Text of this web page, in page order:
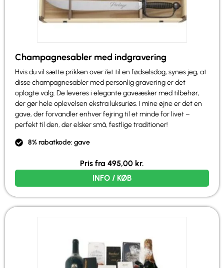
Champagnesabler med indgravering
Hvis du vil sætte prikken over i’et til en fødselsdag, synes jeg, at
disse champagnesabler med personlig gravering er det
oplagte valg. De leveres i elegante gaveæsker med tilbehør,
der gør hele oplevelsen ekstra luksuriøs. I mine øjne er det en
gave, der forvandler enhver fejring til et minde for livet –
perfekt til den, der elsker små, festlige traditioner!
8% rabatkode: gave
Pris fra 495,00 kr.
INFO / KØB